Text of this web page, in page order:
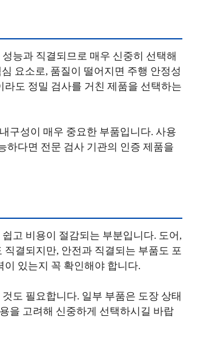
능과 직결되므로 매우 신중히 선택해
요소로, 품질이 떨어지면 주행 안정성
도 정밀 검사를 거친 제품을 선택하는
구성이 매우 중요한 부품입니다. 사용
하다면 전문 검사 기관의 인증 제품을
고 비용이 절감되는 부분입니다. 도어,
결되지만, 안전과 직결되는 부품도 포
있는지 꼭 확인해야 합니다.
도 필요합니다. 일부 부품은 도장 상태
을 고려해 신중하게 선택하시길 바랍